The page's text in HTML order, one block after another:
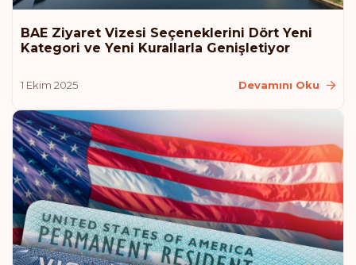
BAE Ziyaret Vizesi Seçeneklerini Dört Yeni
Kategori ve Yeni Kurallarla Genişletiyor
1 Ekim 2025 Devamını Oku